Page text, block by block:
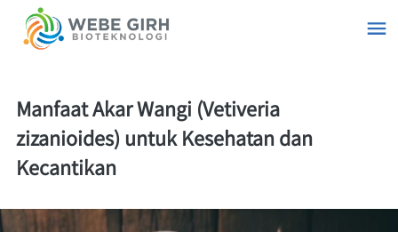
Manfaat Akar Wangi (Vetiveria
zizanioides) untuk Kesehatan dan
Kecantikan